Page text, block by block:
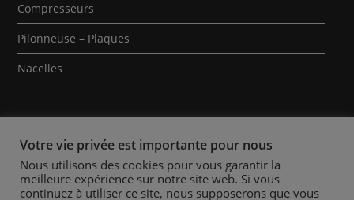
Compresseurs
Pilonneuse – Plaques
Nacelles
Qui sommes-nous ? Contact Mentions Légales
Votre vie privée est importante pour nous
Nous utilisons des cookies pour vous garantir la
meilleure expérience sur notre site web. Si vous
continuez à utiliser ce site, nous supposerons que vous